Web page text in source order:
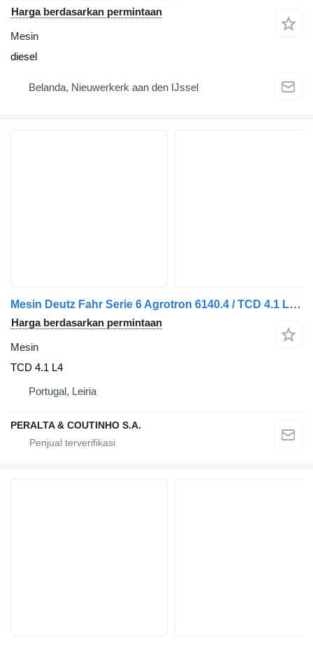
Harga berdasarkan permintaan
Mesin
diesel
Belanda, Nieuwerkerk aan den IJssel
Mesin Deutz Fahr Serie 6 Agrotron 6140.4 / TCD 4.1 L4 Motor Completo TCD4.1 untuk truk
Harga berdasarkan permintaan
Mesin
TCD 4.1 L4
Portugal, Leiria
PERALTA & COUTINHO S.A.